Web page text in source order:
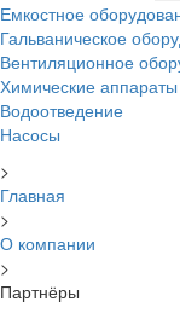
Емкостное
Гальваническое
Вентиляционное
Химические аппараты
Водоотведение
Насосы
>
Главная
>
О компании
>
Партнёры